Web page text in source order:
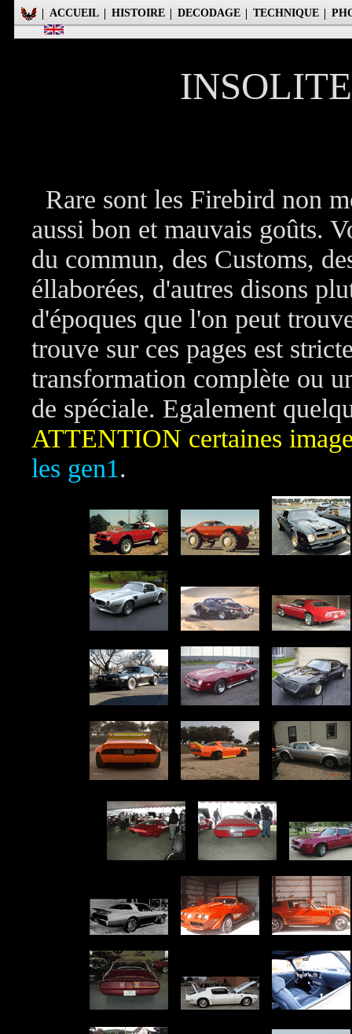
ACCUEIL HISTOIRE DECODAGE TECHNIQUE
Rare sont les Firebird non
aussi bon et mauvais goûts.
du commun, des Customs,
éllaborées, d'autres disons
d'époques que l'on peut
trouve sur ces pages est
transformation complète ou
de spéciale. Egalement
ATTENTION certaines
les gen1.